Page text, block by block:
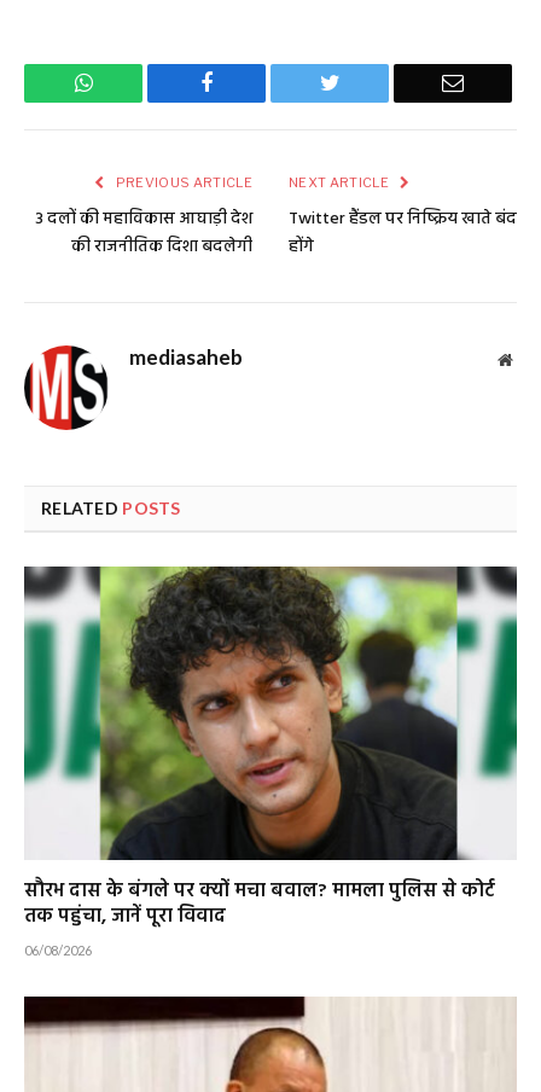
WhatsApp Facebook Twitter Email
PREVIOUS ARTICLE
3 दलों की महाविकास आघाड़ी देश
की राजनीतिक दिशा बदलेगी
NEXT ARTICLE
Twitter हैंडल पर निष्क्रिय खाते बंद
होंगे
mediasaheb
RELATED POSTS
सौरभ दास के बंगले पर क्यों मचा बवाल? मामला पुलिस से कोर्ट
तक पहुंचा, जानें पूरा विवाद
06/08/2026